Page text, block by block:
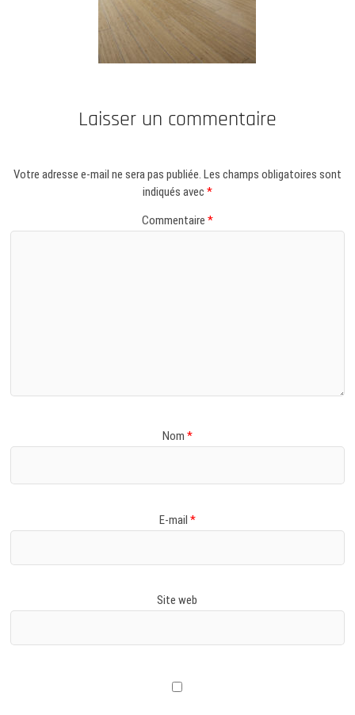
Laisser un commentaire
Votre adresse e-mail ne sera pas publiée. Les champs obligatoires sont
indiqués avec *
Commentaire *
Nom *
E-mail *
Site web